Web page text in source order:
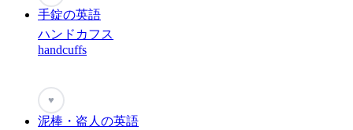
手錠の英語
ハンドカフス
handcuffs
♥
泥棒・盗人の英語